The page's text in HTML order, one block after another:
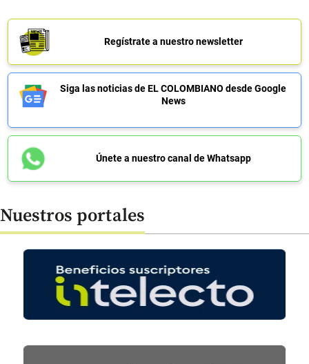
Regístrate a nuestro newsletter
Siga las noticias de EL COLOMBIANO desde Google
News
Únete a nuestro canal de Whatsapp
Nuestros portales